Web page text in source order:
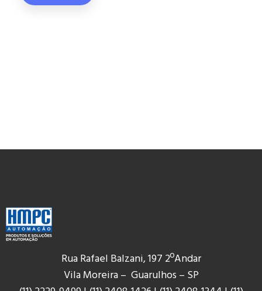
Rua Rafael Balzani, 197 2ºAndar
Vila Moreira – Guarulhos – SP